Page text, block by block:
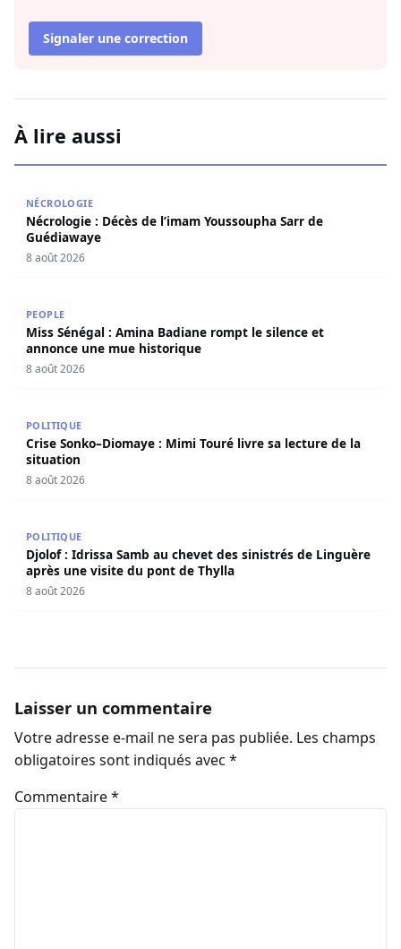
Signaler une correction
À lire aussi
NÉCROLOGIE
Nécrologie : Décès de l’imam Youssoupha Sarr de
Guédiawaye
8 août 2026
PEOPLE
Miss Sénégal : Amina Badiane rompt le silence et
annonce une mue historique
8 août 2026
POLITIQUE
Crise Sonko–Diomaye : Mimi Touré livre sa lecture de la
situation
8 août 2026
POLITIQUE
Djolof : Idrissa Samb au chevet des sinistrés de Linguère
après une visite du pont de Thylla
8 août 2026
Laisser un commentaire
Votre adresse e-mail ne sera pas publiée. Les champs
obligatoires sont indiqués avec *
Commentaire*